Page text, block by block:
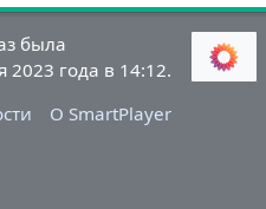
была
2023 года в 14:12.
О SmartPlayer